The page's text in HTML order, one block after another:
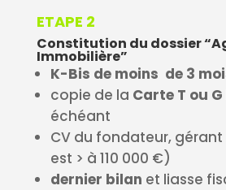
ETAPE 2
Constitution du dossier
Immobilière”
K-Bis de moins de 3
copie de la Carte T ou G
échéant
CV du fondateur,
est > à 110 000 €)
dernier bilan et liasse